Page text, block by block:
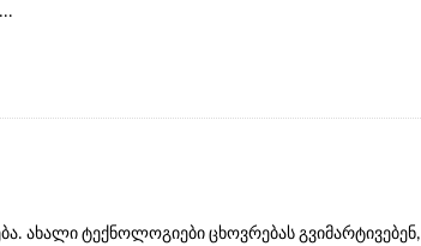
ახალი ტექნოლოგიები ცხოვრებას გვიმარტივებენ,